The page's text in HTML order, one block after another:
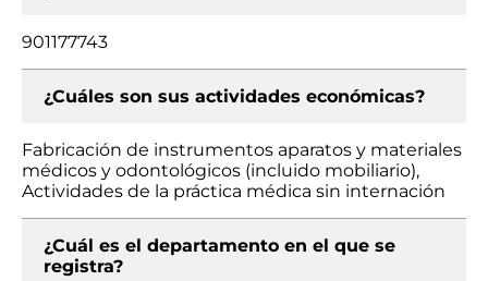
901177743
¿Cuáles son sus actividades económicas?
Fabricación de instrumentos aparatos y materiales
médicos y odontológicos (incluido mobiliario),
Actividades de la práctica médica sin internación
¿Cuál es el departamento en el que se
registra?